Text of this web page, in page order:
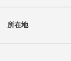
所在地